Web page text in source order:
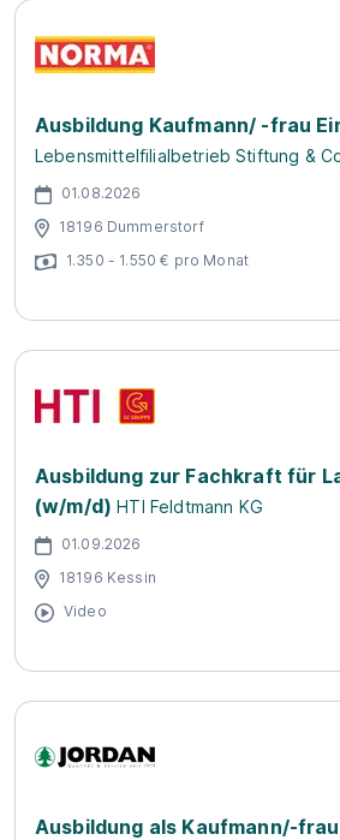
Ausbildung Kaufmann/ -frau
Lebensmittelfilialbetrieb Stiftung &
01.08.2026
18196 Dummerstorf
1.350 - 1.550 € pro Monat
Ausbildung zur Fachkraft für
(w/m/d) HTI Feldtmann KG
01.09.2026
18196 Kessin
Video
Ausbildung als Kaufmann/-